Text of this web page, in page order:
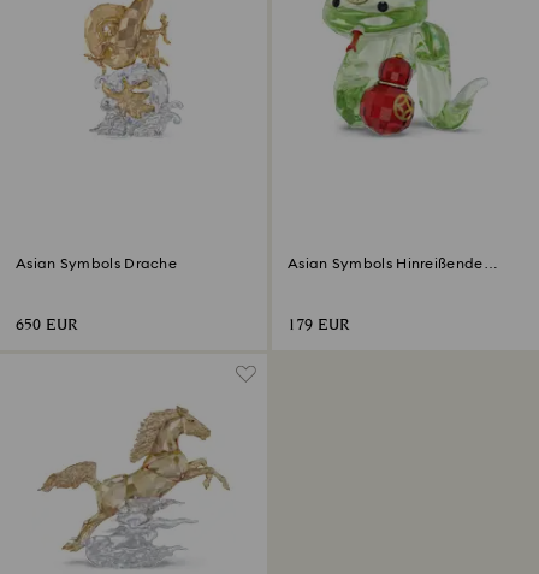
Asian Symbols Drache
650 EUR
Asian Symbols Hinreißende
179 EUR